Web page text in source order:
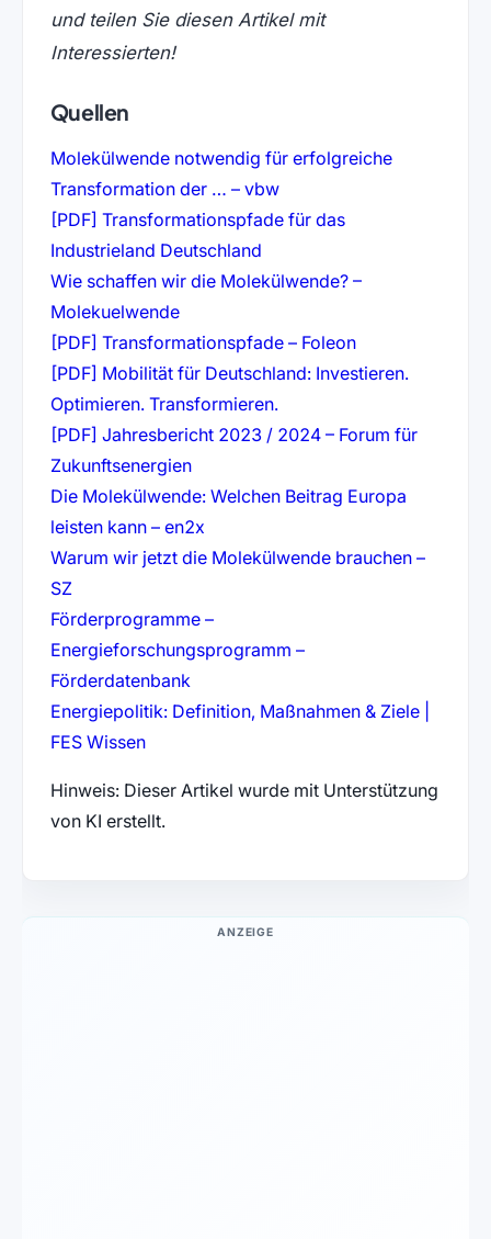
und teilen Sie diesen Artikel mit
Interessierten!
Quellen
Molekülwende notwendig für erfolgreiche
Transformation der … – vbw(öffnet in neuem Tab)
[PDF] Transformationspfade für das
Industrieland Deutschland(öffnet in neuem Tab)
Wie schaffen wir die Molekülwende? –
Molekuelwende(öffnet in neuem Tab)
[PDF] Transformationspfade – Foleon(öffnet in neuem
[PDF] Mobilität für Deutschland: Investieren.
Optimieren. Transformieren.
[PDF] Jahresbericht 2023 / 2024 – Forum für
Zukunftsenergien(öffnet in neuem Tab)
Die Molekülwende: Welchen Beitrag Europa
leisten kann – en2x(öffnet in neuem Tab)
Warum wir jetzt die Molekülwende brauchen –
SZ(öffnet in neuem Tab)
Förderprogramme –
Energieforschungsprogramm –
Förderdatenbank(öffnet in neuem Tab)
Energiepolitik: Definition, Maßnahmen & Ziele |
FES Wissen(öffnet in neuem Tab)
Hinweis: Dieser Artikel wurde mit Unterstützung
von KI erstellt.
ANZEIGE